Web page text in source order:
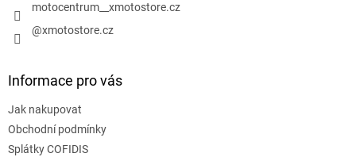
motocentrum__xmotostore.cz
@xmotostore.cz
Informace pro vás
Jak nakupovat
Obchodní podmínky
Splátky COFIDIS